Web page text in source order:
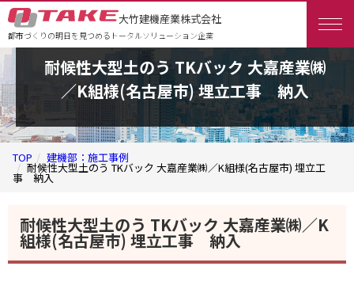
大竹建機産業株式会社
都市づくりの明日を見つめるトータルソリューション企業
耐候性大型土のう TKバック 大嘉産業㈱
／K組様(名古屋市) 埋立工事 納入
TOP 建機部：施工事例
耐候性大型土のう TKバック 大嘉産業㈱／K組様(名古屋市) 埋立工
事 納入
耐候性大型土のう TKバック 大嘉産業㈱／K
組様(名古屋市) 埋立工事 納入